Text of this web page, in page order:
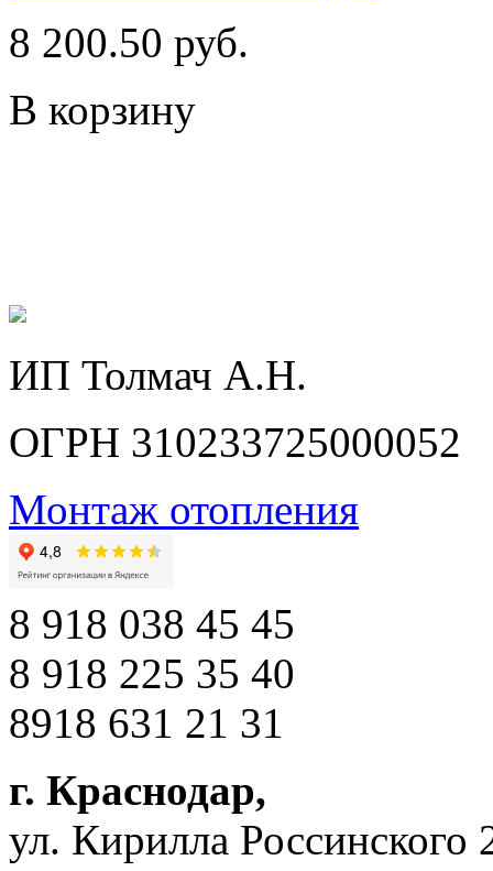
8 200.50 руб.
В корзину
ИП Толмач А.Н.
ОГРН 310233725000052
Монтаж отопления
8 918 038 45 45
8 918 225 35 40
8918 631 21 31
г. Краснодар,
ул. Кирилла Россинского